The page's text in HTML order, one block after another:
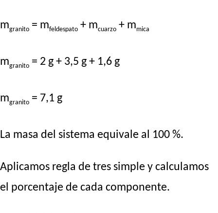
mgranito = mfeldespato + mcuarzo + mmica
mgranito = 2 g + 3,5 g + 1,6 g
mgranito = 7,1 g
La masa del sistema equivale al 100 %.
Aplicamos regla de tres simple y calculamos
el porcentaje de cada componente.